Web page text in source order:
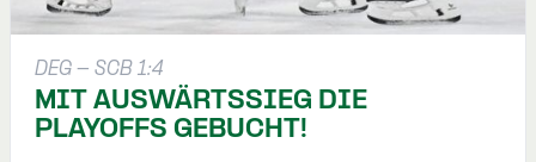
DEG - SCB 1:4
MIT AUSWÄRTSSIEG DIE
PLAYOFFS GEBUCHT!